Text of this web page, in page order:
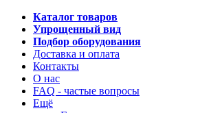
Каталог товаров
Упрощенный вид
Подбор оборудования
Доставка и оплата
Контакты
О нас
FAQ - частые вопросы
Ещё